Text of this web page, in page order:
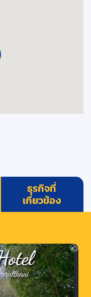
ธุรกิจที่
เกี่ยวข้อง